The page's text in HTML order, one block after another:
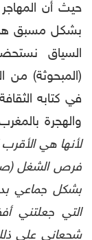
حيث أن
بشكل مسبق
السياق
(المبحوثة) من
في كتابه
والهجرة
لأنها هي
فرص الشغل
بشكل جماعي
التي جعلتني
شجعاني على